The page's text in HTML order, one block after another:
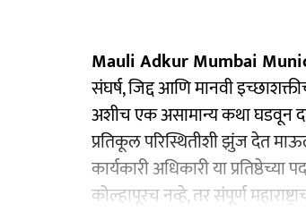
Mauli Adkur Mumbai
संघर्ष, जिद्द आणि मानवी
अशीच एक असामान्य कथा घडवून
प्रतिकूल परिस्थितीशी झुंज देत
कार्यकारी अधिकारी या
कोल्हापूरच नव्हे, तर संपूर्ण